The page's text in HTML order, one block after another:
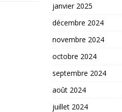
janvier 2025
décembre 2024
novembre 2024
octobre 2024
septembre 2024
août 2024
juillet 2024